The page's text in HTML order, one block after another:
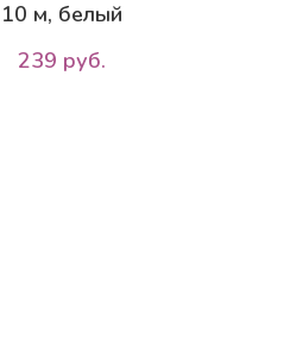
10 м, белый
239 руб.